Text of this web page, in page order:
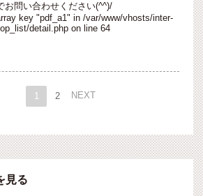
お問い合わせください(^^)/
key "pdf_a1" in /var/www/vhosts/inter-
detail.php on line 64
1 2 NEXT
見る